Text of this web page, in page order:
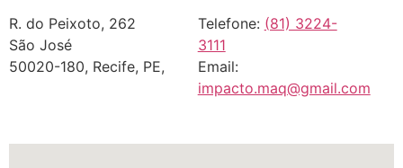
R. do Peixoto, 262
São José
50020-180, Recife, PE,
Telefone: (81) 3224-
3111
Email:
impacto.maq@gmail.com